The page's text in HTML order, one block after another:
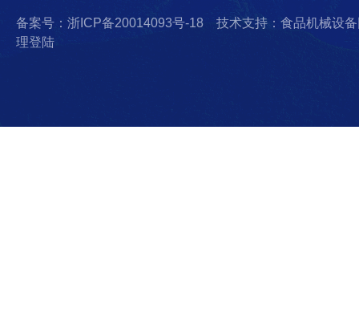
备案号：浙ICP备20014093号-18
技术支持：食品机械设
理登陆